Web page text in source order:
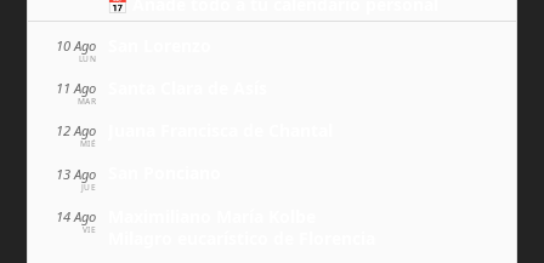
10 Ago
LUN
11 Ago
MAR
12 Ago
MIÉ
13 Ago
JUE
14 Ago
VIE